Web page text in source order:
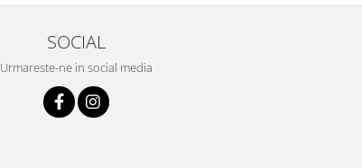
SOCIAL
Urmareste-ne in social media